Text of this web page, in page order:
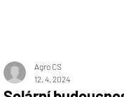
Agro CS
12. 4. 2024